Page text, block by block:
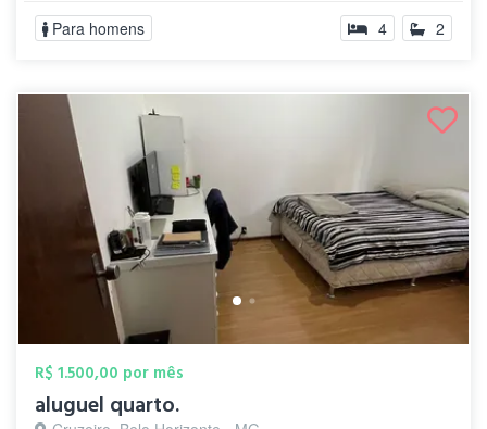
Para homens 4 2
R$ 1.500,00 por mês
aluguel quarto.